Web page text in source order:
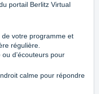
portail Berlitz Virtual
votre programme et
régulière.
d’écouteurs pour
calme pour répondre